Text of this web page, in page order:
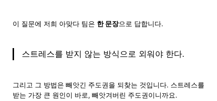
이 질문에 저희 아맞다 팀은 한 문장으로 답합니다.
스트레스를 받지 않는 방식으로 외워야 한다.
그리고 그 방법은 빼앗긴 주도권을 되찾는 것입니다. 스트레스를
받는 가장 큰 원인이 바로, 빼앗겨버린 주도권이니까요.